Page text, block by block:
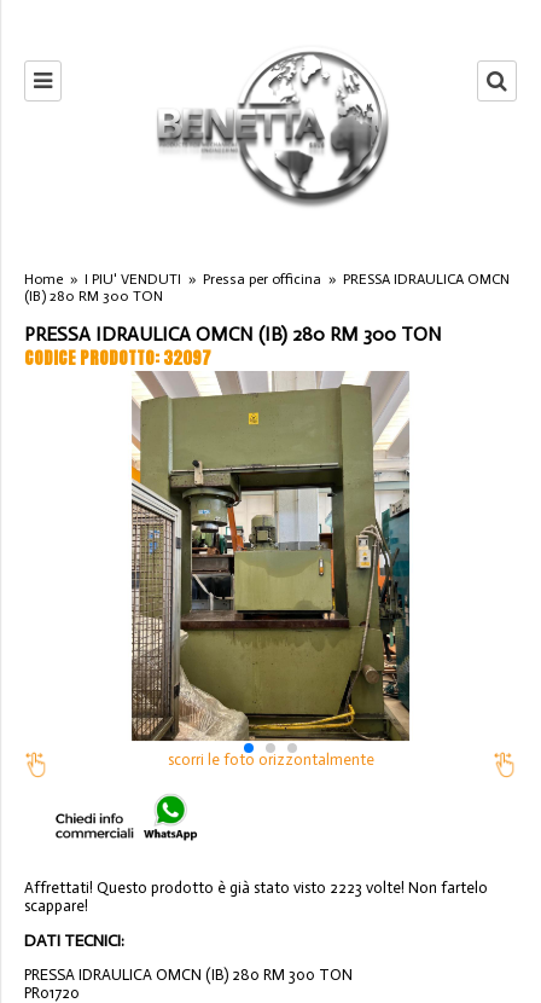
Home » I PIU' VENDUTI » Pressa per officina » PRESSA IDRAULICA OMCN
(IB) 280 RM 300 TON
PRESSA IDRAULICA OMCN (IB) 280 RM 300 TON
CODICE PRODOTTO: 32097
scorri le foto orizzontalmente
Affrettati! Questo prodotto è già stato visto 2223 volte! Non fartelo
scappare!
DATI TECNICI:
PRESSA IDRAULICA OMCN (IB) 280 RM 300 TON
PR01720